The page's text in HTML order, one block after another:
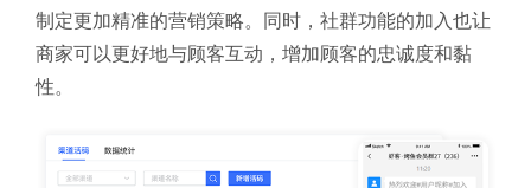
制定更加精准的营销策略。同时，社群功能的加入也让
商家可以更好地与顾客互动，增加顾客的忠诚度和黏
性。